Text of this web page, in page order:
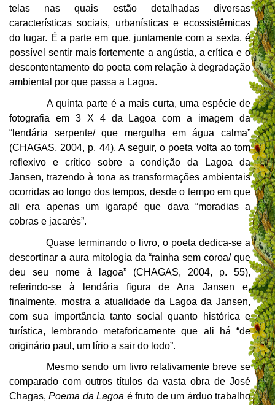
telas nas quais estão detalhadas diversas
características sociais, urbanísticas e ecossistêmicas
do lugar. É a parte em que, juntamente com a sexta, é
possível sentir mais fortemente a angústia, a crítica e o
descontentamento do poeta com relação à degradação
ambiental por que passa a Lagoa.
A quinta parte é a mais curta, uma espécie de
fotografia em 3 X 4 da Lagoa com a imagem da
“lendária serpente/ que mergulha em água calma”
(CHAGAS, 2004, p. 44). A seguir, o poeta volta ao tom
reflexivo e crítico sobre a condição da Lagoa da
Jansen, trazendo à tona as transformações ambientais
ocorridas ao longo dos tempos, desde o tempo em que
ali era apenas um igarapé que dava “moradias a
cobras e jacarés”.
Quase terminando o livro, o poeta dedica-se a
descortinar a aura mitologia da “rainha sem coroa/ que
deu seu nome à lagoa” (CHAGAS, 2004, p. 55),
referindo-se à lendária figura de Ana Jansen e,
finalmente, mostra a atualidade da Lagoa da Jansen,
com sua importância tanto social quanto histórica e
turística, lembrando metaforicamente que ali há “de
originário paul, um lírio a sair do lodo”.
Mesmo sendo um livro relativamente breve se
comparado com outros títulos da vasta obra de José
Chagas,Poema da Lagoa é fruto de um árduo trabalho